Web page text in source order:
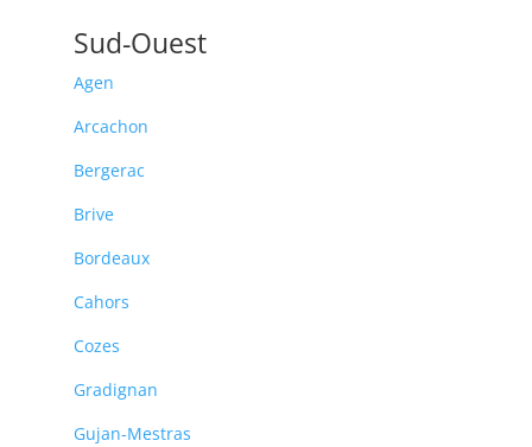
Sud-Ouest
Agen
Arcachon
Bergerac
Brive
Bordeaux
Cahors
Cozes
Gradignan
Gujan-Mestras